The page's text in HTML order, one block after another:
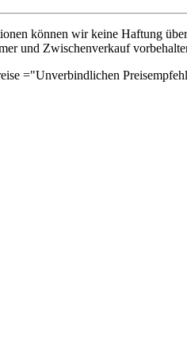
können wir keine Haftung
und Zwischenverkauf
="Unverbindlichen